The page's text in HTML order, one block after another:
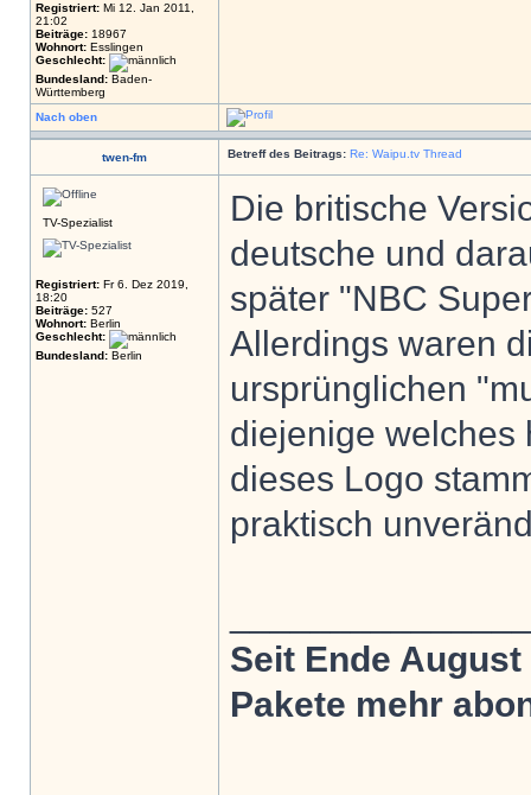
Registriert: Mi 12. Jan 2011,
21:02
Beiträge: 18967
Wohnort: Esslingen
Geschlecht:
Bundesland: Baden-
Württemberg
Nach oben
twen-fm Betreff des Beitrags: Re: Waipu.tv Thread
TV-Spezialist
Registriert: Fr 6. Dez 2019,
18:20
Beiträge: 527
Wohnort: Berlin
Geschlecht:
Bundesland: Berlin
Die britische
deutsche und
später "NBC
Allerdings waren
ursprünglichen
diejenige welches
dieses Logo
praktisch
Seit Ende
Pakete mehr